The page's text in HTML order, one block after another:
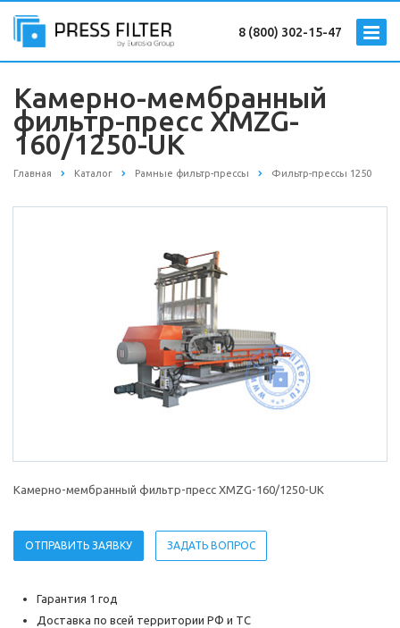
8 (800) 302-15-47
Камерно-мембранный
фильтр-пресс XMZG-
160/1250-UK
Главная Каталог Рамные фильтр-прессы Фильтр-прессы 1250
Камерно-мембранный фильтр-пресс XMZG-160/1250-UK
ОТПРАВИТЬ ЗАЯВКУ ЗАДАТЬ ВОПРОС
Гарантия 1 год
Доставка по всей территории РФ и ТС